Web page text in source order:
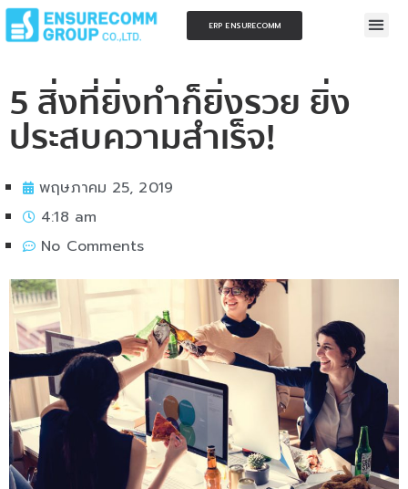
ERP ENSURECOMM
5 สิ่งที่ยิ่งทำก็ยิ่งรวย ยิ่ง
ประสบความสำเร็จ!
พฤษภาคม 25, 2019
4:18 am
No Comments